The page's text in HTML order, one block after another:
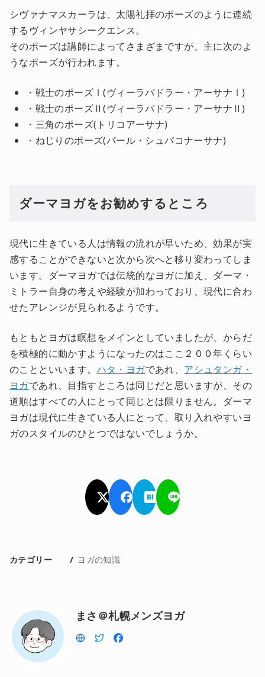
シヴァナマスカーラは、太陽礼拝のポーズのように連続
するヴィンヤサシークエンス。
そのポーズは講師によってさまざまですが、主に次のよ
うなポーズが行われます。
・戦士のポーズⅠ(ヴィーラバドラー・アーサナⅠ)
・戦士のポーズⅡ(ヴィーラバドラー・アーサナⅡ)
・三角のポーズ(トリコアーサナ)
・ねじりのポーズ(パール・シュバコナーサナ)
ダーマヨガをお勧めするところ
現代に生きている人は情報の流れが早いため、効果が実
感することができないと次から次へと移り変わってしま
います。ダーマヨガでは伝統的なヨガに加え、ダーマ・
ミトラー自身の考えや経験が加わっており、現代に合わ
せたアレンジが見られるようです。
もともとヨガは瞑想をメインとしていましたが、からだ
を積極的に動かすようになったのはここ２００年くらい
のことといいます。 ハタ・ヨガであれ、 アシュタンガ・
ヨガであれ、目指すところは同じだと思いますが、その
道順はすべての人にとって同じとは限りません。ダーマ
ヨガは現代に生きている人にとって、取り入れやすいヨ
ガのスタイルのひとつではないでしょうか。
カテゴリー ヨガの知識
まさ＠札幌メンズヨガ